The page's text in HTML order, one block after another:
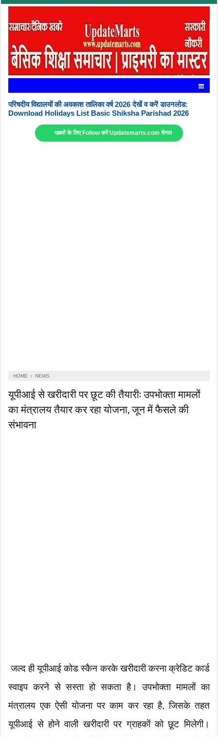
परिषदीय विद्यालयों की अवकाश तालिका वर्ष 2026 देखें व करें डाउनलोड:
Download Holidays List Basic Shiksha Parishad 2026
खबरों के लिए Follow करें Updatemarts.com चैनल
HOME › NEWS
यूपीआई से खरीदारी पर छूट की तैयारी: उपभोक्ता मामलों
का मंत्रालय तैयार कर रहा योजना, जून में फैसले की
संभावना
जल्द ही यूपीआई कोड स्कैन करके खरीदारी करना क्रेडिट कार्ड
स्वाइप करने से सस्ता हो सकता है। उपभोक्ता मामलों का
मंत्रालय एक ऐसी योजना पर काम कर रहा है, जिसके तहत
यूपीआई से होने वाली खरीदारी पर ग्राहकों को छूट मिलेगी।